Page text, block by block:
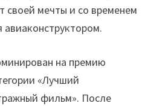
своей мечты и со временем
на премию
«Лучший
фильм». После